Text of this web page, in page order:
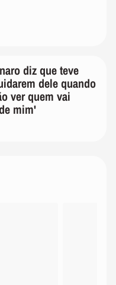
diz que teve
dele quando
ver quem vai
mim'